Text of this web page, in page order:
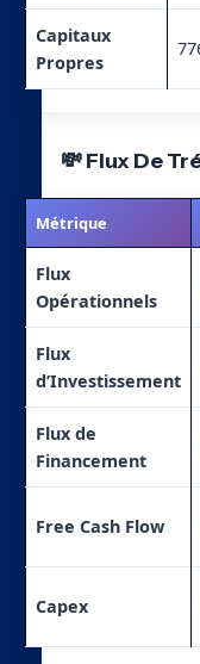
Capitaux
Propres
💸 Flux De
Métrique
Flux
Opérationnels
Flux
d’Investissement
Flux de
Financement
Free Cash Flow
Capex